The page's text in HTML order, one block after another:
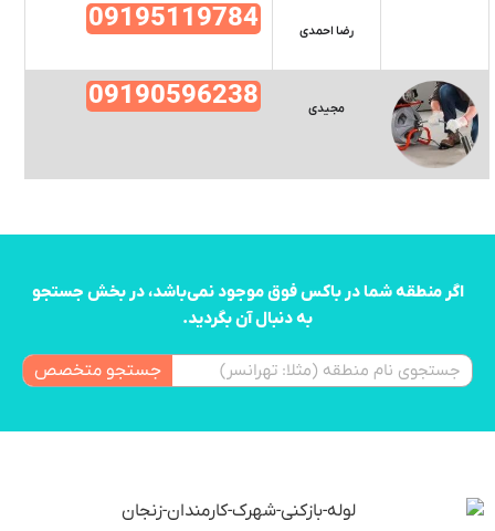
رضا احمدی 09195119784
مجیدی 09190596238
اگر منطقه شما در باکس فوق موجود نمی‌باشد، در بخش جستجو
به دنبال آن بگردید.
جستجو متخصص